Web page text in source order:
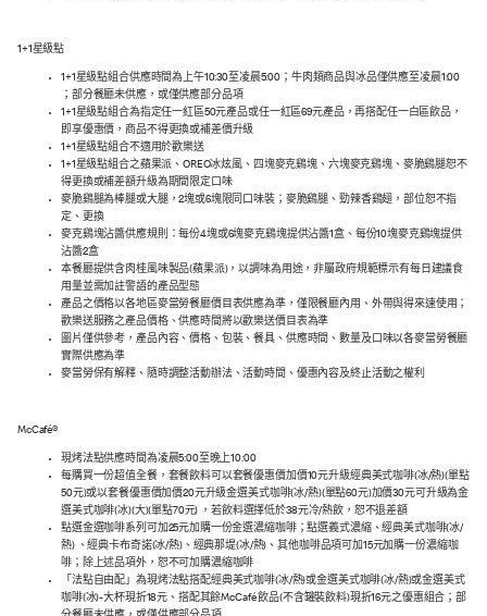
1+1星級點
1+1星級點組合供應時間為上午10:30至凌晨5:00；牛肉類商品與冰品僅供應至凌晨1:00
；部分餐廳未供應，或僅供應部分品項
1+1星級點組合為指定任一紅區50元產品或任一紅區69元產品，再搭配任一白區飲品，
即享優惠價，商品不得更換或補差價升級
1+1星級點組合不適用於歡樂送
1+1星級點組合之蘋果派、OREO冰炫風、四塊麥克鷄塊、六塊麥克鷄塊、麥脆鷄腿恕不
得更換或補差額升級為期間限定口味
麥脆鷄腿為棒腿或大腿，2塊或6塊限同口味裝；麥脆鷄腿、勁辣香鷄翅，部位恕不指
定、更換
麥克鷄塊沾醬供應規則：每份4塊或6塊麥克鷄塊提供沾醬1盒、每份10塊麥克鷄塊提供
沾醬2盒
本餐廳提供含肉桂風味製品(蘋果派)，以調味為用途，非屬政府規範標示有每日建議食
用量並需加註警語的產品型態
產品之價格以各地區麥當勞餐廳價目表供應為準，僅限餐廳內用、外帶與得來速使用；
歡樂送服務之產品價格、供應時間將以歡樂送價目表為準
圖片僅供參考，產品內容、價格、包裝、餐具、供應時間、數量及口味以各麥當勞餐廳
實際供應為準
麥當勞保有解釋、隨時調整活動辦法、活動時間、優惠內容及終止活動之權利
McCafé®
現烤法點供應時間為凌晨5:00至晚上10:00
每購買一份超值全餐，套餐飲料可以套餐優惠價加價10元升級經典美式咖啡(冰/熱)(單點
50元)或以套餐優惠價加價20元升級金選美式咖啡(冰/熱)(單點60元)加價30元可升級為金
選美式咖啡(冰)(大)(單點70元) ，若飲料選擇低於38元冷/熱飲，恕不退差額
點選金選咖啡系列可加25元加購一份金選濃縮咖啡；點選義式濃縮、經典美式咖啡(冰/
熱) 、經典卡布奇諾(冰/熱)、經典那堤(冰/熱)、其他咖啡品項可加15元加購一份濃縮咖
啡；除上述品項外，恕不可加購濃縮咖啡
「法點自由配」為現烤法點搭配經典美式咖啡(冰/熱)或金選美式咖啡(冰/熱)或金選美式
咖啡(冰)-大杯現折18元、搭配其餘McCafé 飲品(不含罐裝飲料)現折16元之優惠組合；部